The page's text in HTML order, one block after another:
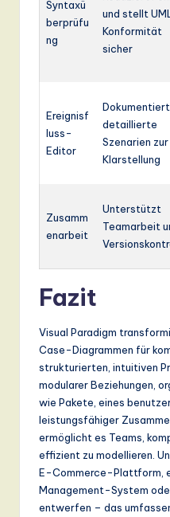
Syntaxü
berprüfu
ng
und stellt
Konformität
sicher
Ereignisf
luss-
Editor
Dokumentiert
detaillierte
Szenarien zur
Klarstellung
Zusamm
enarbeit
Unterstützt
Teamarbeit
Fazit
Visual Paradigm
Case-Diagrammen für
strukturierten, intuitiven
modularer Beziehungen,
wie Pakete, eines
leistungsfähiger
ermöglicht es Teams,
effizient zu modellieren.
E-Commerce-Plattform,
Management-System
entwerfen – das